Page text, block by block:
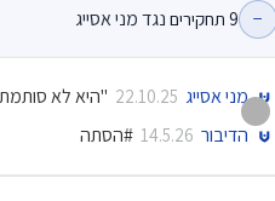
−
9 תחקירים נגד מני אסייג
מני אסייג 22.10.25 "היא לא
הדיבור 14.5.26 #הסתה